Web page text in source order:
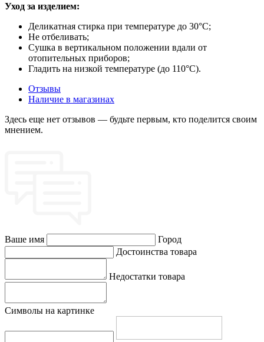
Уход за изделием:
Деликатная стирка при температуре до 30°C;
Не отбеливать;
Сушка в вертикальном положении вдали от
отопительных приборов;
Гладить на низкой температуре (до 110°C).
Отзывы
Наличие в магазинах
Здесь еще нет отзывов — будьте первым, кто поделится своим
мнением.
Ваше имя
Город
Достоинства товара
Недостатки товара
Символы на картинке